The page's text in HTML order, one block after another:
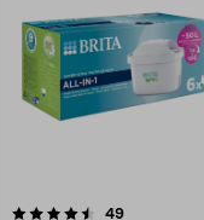
49recensioner
4.5 av 5 stjärnor